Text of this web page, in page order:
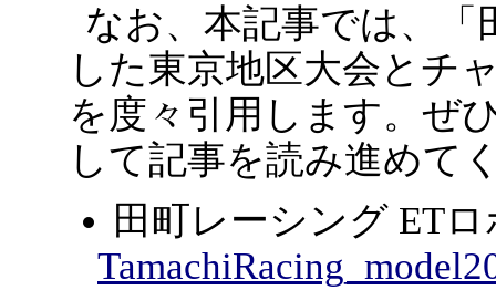
なお、本記事では、
した東京地区大会とチ
を度々引用します。ぜ
して記事を読み進めて
田町レーシング ET